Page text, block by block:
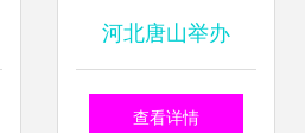
河北唐山举办
12333全国统一咨
查看详情